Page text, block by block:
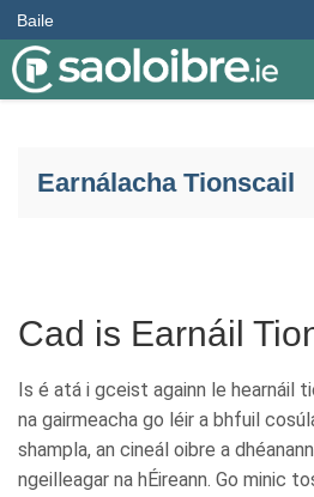
Baile
Earnálacha Tionscail
Cad is Earnáil
Is é atá i gceist againn le hearnáil
na gairmeacha go léir a bhfuil
shampla, an cineál oibre a
ngeilleagar na hÉireann. Go minic